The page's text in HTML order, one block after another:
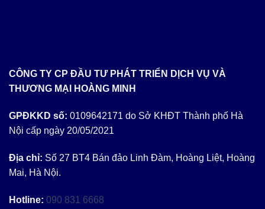
CÔNG TY CP ĐẦU TƯ PHÁT TRIỂN DỊCH VỤ VÀ
THƯƠNG MẠI HOÀNG MINH
GPĐKKD số: 0109642171 do Sở KHĐT Thành phố Hà
Nội cấp ngày 20/05/2021
Địa chỉ: Số 27 BT4 Bán đảo Linh Đàm, Hoàng Liệt, Hoàng
Mai, Hà Nội.
Hotline: 090 831 6668